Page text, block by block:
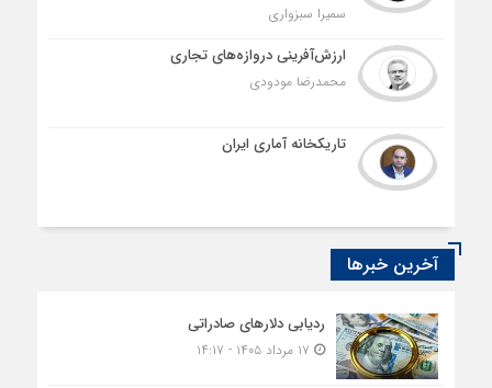
سمیرا سبزواری
ارزش‌آفرینی دروازه‌های تجاری
محمدرضا مودودی
تاریکخانه آماری ایران
آخرین خبرها
ردیابی دلارهای صادراتی